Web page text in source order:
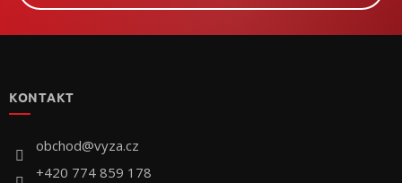
KONTAKT
obchod@vyza.cz
+420 774 859 178